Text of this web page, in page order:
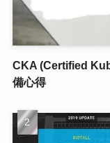
CKA (Certified
備心得